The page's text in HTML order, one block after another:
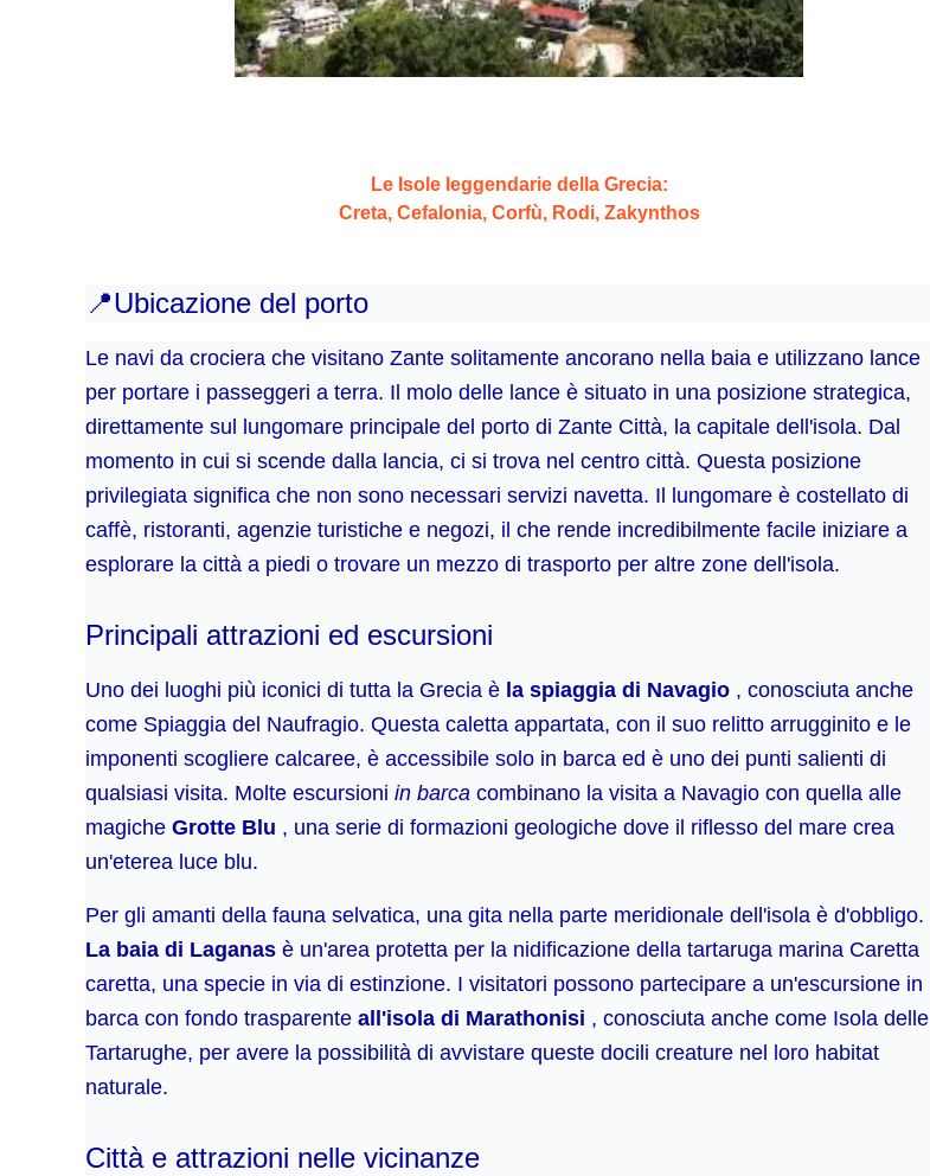
Le Isole leggendarie della Grecia:
Creta, Cefalonia, Corfù, Rodi, Zakynthos
📍Ubicazione del porto
Le navi da crociera che visitano Zante solitamente ancorano nella baia e utilizzano lance
per portare i passeggeri a terra. Il molo delle lance è situato in una posizione strategica,
direttamente sul lungomare principale del porto di Zante Città, la capitale dell'isola. Dal
momento in cui si scende dalla lancia, ci si trova nel centro città. Questa posizione
privilegiata significa che non sono necessari servizi navetta. Il lungomare è costellato di
caffè, ristoranti, agenzie turistiche e negozi, il che rende incredibilmente facile iniziare a
esplorare la città a piedi o trovare un mezzo di trasporto per altre zone dell'isola.
Principali attrazioni ed escursioni
Uno dei luoghi più iconici di tutta la Grecia è la spiaggia di Navagio , conosciuta anche
come Spiaggia del Naufragio. Questa caletta appartata, con il suo relitto arrugginito e le
imponenti scogliere calcaree, è accessibile solo in barca ed è uno dei punti salienti di
qualsiasi visita. Molte escursioni in barca combinano la visita a Navagio con quella alle
magiche Grotte Blu , una serie di formazioni geologiche dove il riflesso del mare crea
un'eterea luce blu.
Per gli amanti della fauna selvatica, una gita nella parte meridionale dell'isola è d'obbligo.
La baia di Laganas è un'area protetta per la nidificazione della tartaruga marina Caretta
caretta, una specie in via di estinzione. I visitatori possono partecipare a un'escursione in
barca con fondo trasparente all'isola di Marathonisi , conosciuta anche come Isola delle
Tartarughe, per avere la possibilità di avvistare queste docili creature nel loro habitat
naturale.
Città e attrazioni nelle vicinanze